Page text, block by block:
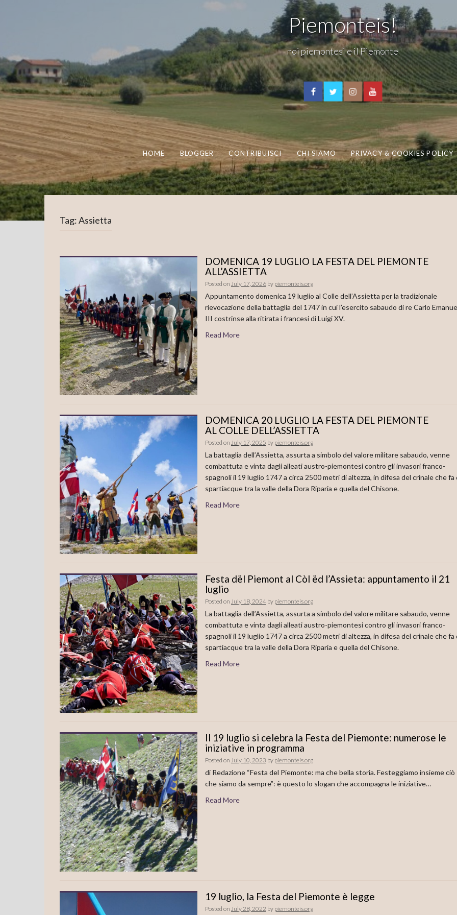
Piemonteis!
noi piemontesi e il Piemonte
HOME BLOGGER CONTRIBUISCI CHI SIAMO PRIVACY & COOKIES POLICY
Tag:Assietta
DOMENICA 19 LUGLIO LA FESTA DEL PIEMONTE
ALL’ASSIETTA
Posted on July 17, 2026 by piemonteis.org
Appuntamento domenica 19 luglio al Colle dell’Assietta per la tradizionale
rievocazione della battaglia del 1747 in cui l’esercito sabaudo di re Carlo
III costrinse alla ritirata i francesi di Luigi XV.
Read More
DOMENICA 20 LUGLIO LA FESTA DEL PIEMONTE
AL COLLE DELL’ASSIETTA
Posted on July 17, 2025 by piemonteis.org
La battaglia dell’Assietta, assurta a simbolo del valore militare sabaudo, venne
combattuta e vinta dagli alleati austro-piemontesi contro gli invasori franco-
spagnoli il 19 luglio 1747 a circa 2500 metri di altezza, in difesa del crinale che fa
spartiacque tra la valle della Dora Riparia e quella del Chisone.
Read More
Festa dël Piemont al Còl ëd l’Assieta: appuntamento il 21
luglio
Posted on July 18, 2024 by piemonteis.org
La battaglia dell’Assietta, assurta a simbolo del valore militare sabaudo, venne
combattuta e vinta dagli alleati austro-piemontesi contro gli invasori franco-
spagnoli il 19 luglio 1747 a circa 2500 metri di altezza, in difesa del crinale che fa
spartiacque tra la valle della Dora Riparia e quella del Chisone.
Read More
Il 19 luglio si celebra la Festa del Piemonte: numerose le
iniziative in programma
Posted on July 10, 2023 by piemonteis.org
di Redazione “Festa del Piemonte: ma che bella storia. Festeggiamo insieme ciò
che siamo da sempre”: è questo lo slogan che accompagna le iniziative…
Read More
19 luglio, la Festa del Piemonte è legge
Posted on July 28, 2022 by piemonteis.org